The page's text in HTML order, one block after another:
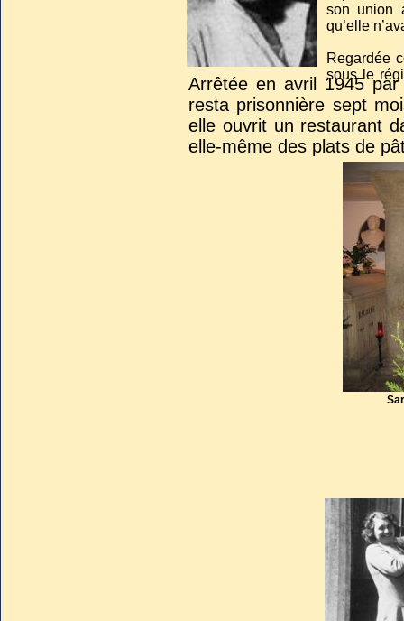
son union
qu’elle
Regardée
sous le
exécution
Arrêtée en avril 1945
resta prisonnière sept
elle ouvrit un restaurant
elle-même des plats de